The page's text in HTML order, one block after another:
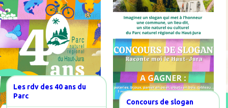
Les rdv des 40 ans du
Parc
Concours de slogan